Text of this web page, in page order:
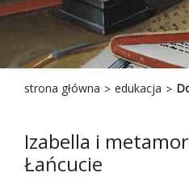
strona główna edukacja
Izabella i
Łańcucie